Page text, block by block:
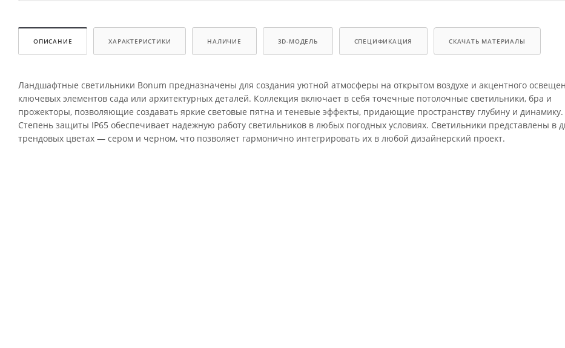
ОПИСАНИЕ ХАРАКТЕРИСТИКИ НАЛИЧИЕ 3D-МОДЕЛЬ СПЕЦИФИКАЦИЯ СКАЧАТЬ МАТЕРИАЛЫ
Ландшафтные светильники Bonum предназначены для создания уютной атмосферы на открытом воздухе и акцентного
ключевых элементов сада или архитектурных деталей. Коллекция включает в себя точечные потолочные светильники, бра и
прожекторы, позволяющие создавать яркие световые пятна и теневые эффекты, придающие пространству глубину и динамику.
Степень защиты IP65 обеспечивает надежную работу светильников в любых погодных условиях. Светильники представлены в
трендовых цветах — сером и черном, что позволяет гармонично интегрировать их в любой дизайнерский проект.